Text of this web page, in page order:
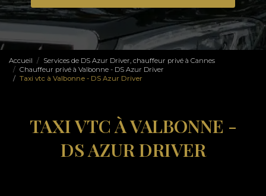
Accueil
Services de DS Azur Driver, chauffeur privé à Cannes
Chauffeur privé à Valbonne - DS Azur Driver
Taxi vtc à Valbonne - DS Azur Driver
TAXI VTC À VALBONNE -
DS AZUR DRIVER